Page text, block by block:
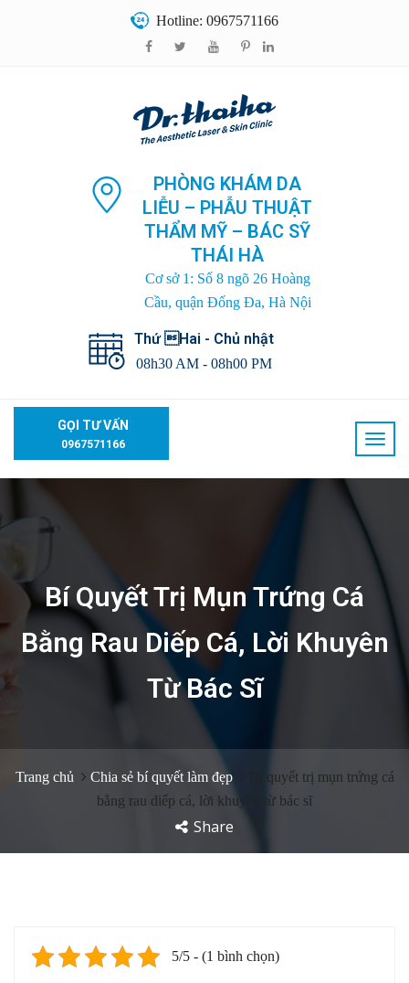
Hotline: 0967571166
PHÒNG KHÁM DA
LIỄU – PHẪU THUẬT
THẨM MỸ – BÁC SỸ
THÁI HÀ
Cơ sở 1: Số 8 ngõ 26 Hoàng
Cầu, quận Đống Đa, Hà Nội
Thứ Hai - Chủ nhật
08h30 AM - 08h00 PM
GỌI TƯ VẤN
0967571166
Bí Quyết Trị Mụn Trứng Cá
Bằng Rau Diếp Cá, Lời Khuyên
Từ Bác Sĩ
Trang chủ Chia sẻ bí quyết làm đẹp
Bí quyết trị mụn trứng cá
bằng rau diếp cá, lời khuyên từ bác sĩ
Share
5/5 - (1 bình chọn)